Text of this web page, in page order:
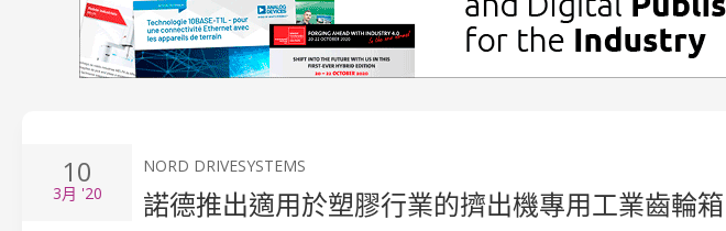
10
3月 '20
NORD DRIVESYSTEMS
諾德推出適用於塑膠行業的擠出機專用工業齒輪箱